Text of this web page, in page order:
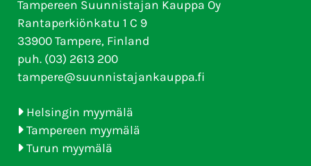
Tampereen Suunnistajan Kauppa Oy
Rantaperkiönkatu 1 C 9
33900 Tampere, Finland
puh. (03) 2613 200
tampere@suunnistajankauppa.fi
Helsingin myymälä
Tampereen myymälä
Turun myymälä